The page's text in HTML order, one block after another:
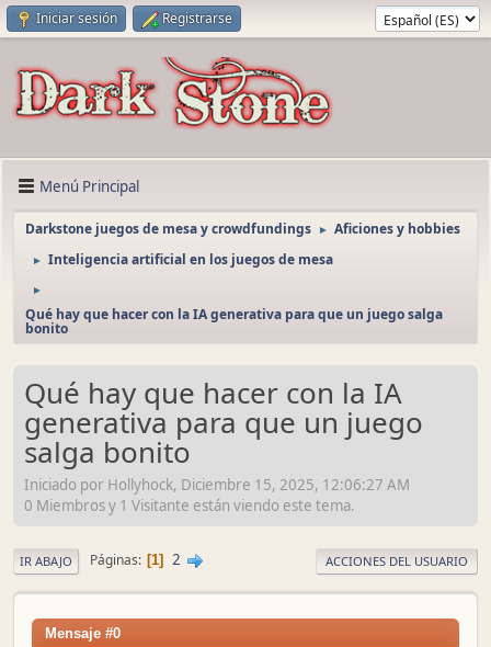
Iniciar sesión Registrarse
Menú Principal
Darkstone juegos de mesa y crowdfundings ► Aficiones y hobbies
► Inteligencia artificial en los juegos de mesa
►
Qué hay que hacer con la IA generativa para que un juego salga
bonito
Qué hay que hacer con la IA
generativa para que un juego
salga bonito
Iniciado por Hollyhock, Diciembre 15, 2025, 12:06:27 AM
0 Miembros y 1 Visitante están viendo este tema.
IR ABAJO Páginas 1 2 ACCIONES DEL USUARIO
Mensaje #0